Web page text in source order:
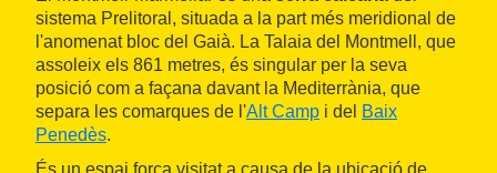
sistema Prelitoral, situada a la part més meridional de
l'anomenat bloc del Gaià. La Talaia del Montmell, que
assoleix els 861 metres, és singular per la seva
posició com a façana davant la Mediterrània, que
separa les comarques de l'Alt Camp i del Baix
Penedès.
És un espai força visitat a causa de la ubicació de